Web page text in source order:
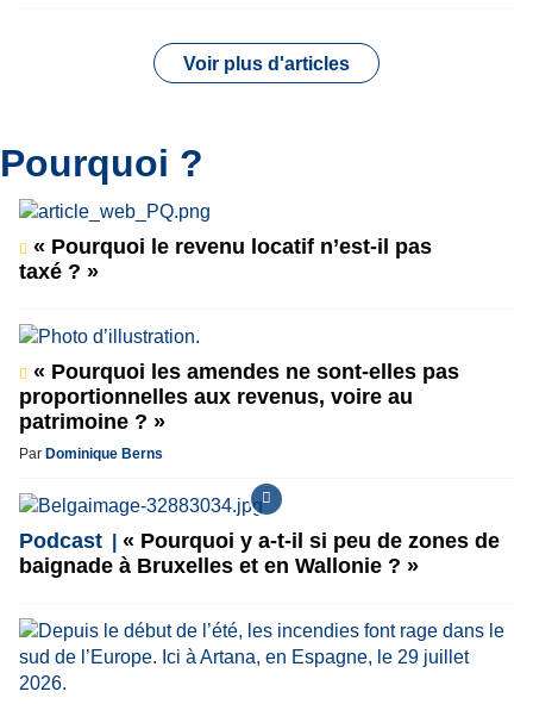
Voir plus d'articles
Pourquoi ?
« Pourquoi le revenu locatif n’est-il pas
taxé ? »
« Pourquoi les amendes ne sont-elles pas
proportionnelles aux revenus, voire au
patrimoine ? »
Par Dominique Berns
Podcast
« Pourquoi y a-t-il si peu de zones de
baignade à Bruxelles et en Wallonie ? »